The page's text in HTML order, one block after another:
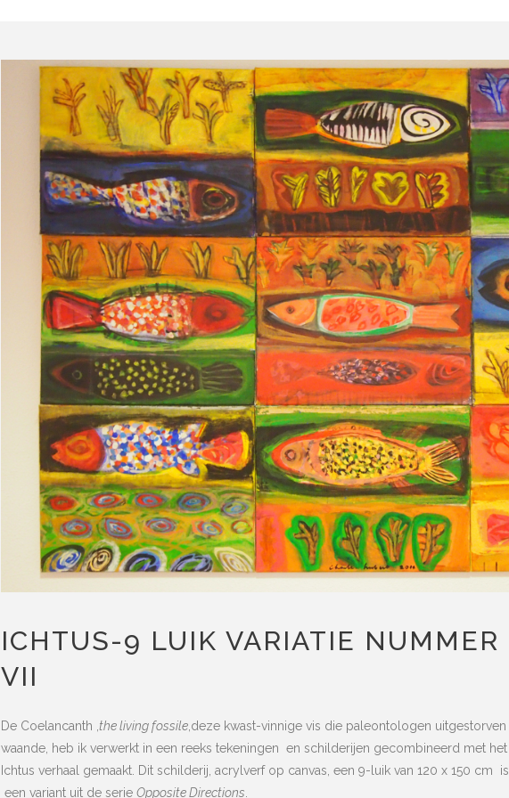
ICHTUS-9 LUIK VARIATIE NUMMER
VII
De Coelancanth , the living fossile ,deze kwast-vinnige vis die paleontologen uitgestorven
waande, heb ik verwerkt in een reeks tekeningen en schilderijen gecombineerd met het
Ichtus verhaal gemaakt. Dit schilderij, acrylverf op canvas, een 9-luik van 120 x 150 cm is
een variant uit de serie Opposite Directions